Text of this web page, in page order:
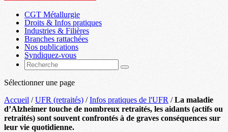
CGT Métallurgie
Droits & Infos pratiques
Industries & Filières
Branches rattachées
Nos publications
Syndiquez-vous
Sélectionner une page
Accueil /UFR (retraités) /Infos pratiques de l'UFR /La maladie
d’Alzheimer touche de nombreux retraités, les aidants (actifs ou
retraités) sont souvent confrontés à de graves conséquences sur
leur vie quotidienne.